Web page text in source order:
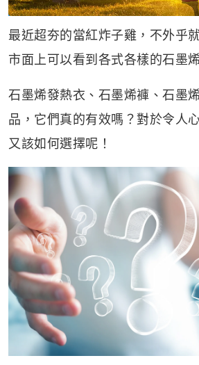
最近超夯的當紅炸子雞，不外乎
市面上可以看到各式各樣的石墨
石墨烯發熱衣、石墨烯褲、石墨
品，它們真的有效嗎？對於令人
又該如何選擇呢！